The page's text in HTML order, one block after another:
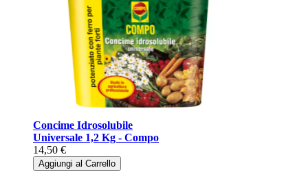
Concime Idrosolubile
Universale 1,2 Kg - Compo
14,50 €
Aggiungi al Carrello